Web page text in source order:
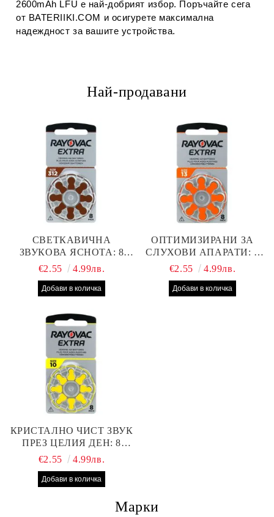
2600mAh LFU е най‑добрият избор. Поръчайте сега
от BATERIIKI.COM и осигурете максимална
надеждност за вашите устройства.
Най-продавани
СВЕТКАВИЧНА
ЗВУКОВА ЯСНОТА: 8
БРОЯ RAYOVAC EXTRA
СЛУХОВ АПАРАТ С
€2.55 4.99лв.
ОПТИМИЗИРАНИ ЗА
СЛУХОВИ АПАРАТИ: 8
БРОЯ RAYOVAC EXTRA
ПРОИЗВОДИТЕЛНОСТ
€2.55 4.99лв.
КРИСТАЛНО ЧИСТ ЗВУК
ПРЕЗ ЦЕЛИЯ ДЕН: 8
БРОЯ RAYOVAC EXTRA
АПАРАТ
€2.55 4.99лв.
Марки